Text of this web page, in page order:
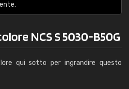
NCS S 5030-B50G
qui sotto per ingrandire questo